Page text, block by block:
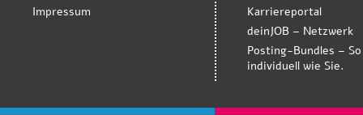
Impressum
Karriereportal
deinJOB – Netzwerk
Posting-Bundles – So
individuell wie Sie.